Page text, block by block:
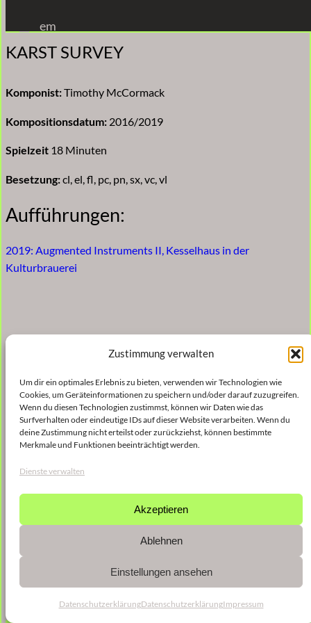
Zustimmung verwalten
Um dir ein optimales Erlebnis zu bieten, verwenden wir Technologien wie
Cookies, um Geräteinformationen zu speichern und/oder darauf zuzugreifen.
Wenn du diesen Technologien zustimmst, können wir Daten wie das
Surfverhalten oder eindeutige IDs auf dieser Website verarbeiten. Wenn du
deine Zustimmung nicht erteilst oder zurückziehst, können bestimmte
Merkmale und Funktionen beeinträchtigt werden.
Dienste verwalten
Akzeptieren
Ablehnen
Einstellungen ansehen
DatenschutzerklärungDatenschutzerklärungImpressum
Inhalt
springen
em
KARST SURVEY
Komponist:Timothy McCormack
Kompositionsdatum: 2016/2019
Spielzeit 18 Minuten
Besetzung:cl, el, fl, pc, pn, sx, vc, vl
Aufführungen:
2019: Augmented Instruments II, Kesselhaus in der
Kulturbrauerei